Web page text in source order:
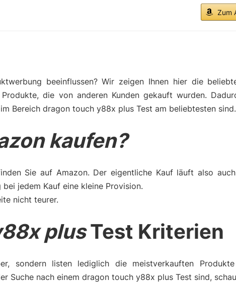
Zum
beeinflussen? Wir zeigen Ihnen hier die
die von anderen Kunden gekauft wurden.
Bereich dragon touch y88x plus Test am beliebtesten sind.
kaufen?
Sie auf Amazon. Der eigentliche Kauf läuft also
jedem Kauf eine kleine Provision.
nicht teurer.
plusTest Kriterien
sondern listen lediglich die meistverkauften
Suche nach einem dragon touch y88x plus Test sind,